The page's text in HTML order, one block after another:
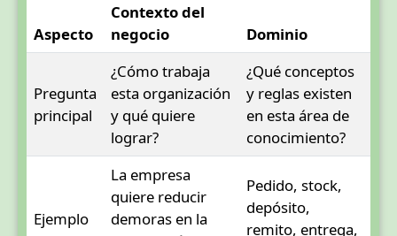
Aspecto
Contexto del
negocio
Dominio
Pregunta
principal
¿Cómo trabaja
esta organización
y qué quiere
lograr?
¿Qué conceptos
y reglas existen
en esta área de
conocimiento?
Ejemplo
La empresa
quiere reducir
demoras en la
Pedido, stock,
depósito,
remito, entrega,